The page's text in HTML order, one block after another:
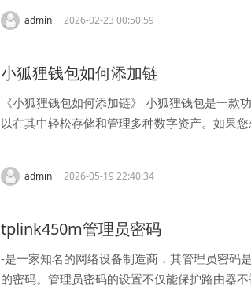
admin 2026-02-23 00:50:59
小狐狸钱包如何添加链
《小狐狸钱包如何添加链》 小狐狸钱包是一款
以在其中轻松存储和管理多种数字资产。如果
admin 2026-05-19 22:40:34
tplink450m管理员密码
-是一家知名的网络设备制造商，其管理员密码
的密码。管理员密码的设置不仅能保护路由器